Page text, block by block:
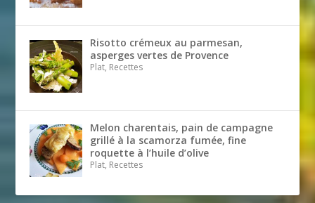
Risotto crémeux au parmesan,
asperges vertes de Provence
Plat, Recettes
Melon charentais, pain de campagne
grillé à la scamorza fumée, fine
roquette à l’huile d’olive
Plat, Recettes